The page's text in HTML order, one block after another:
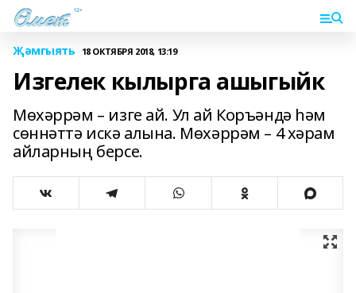
Җәмгыять 18 ОКТЯБРЯ 2018, 13:19
Изгелек кылырга ашыгыйк
Мөхәррәм – изге ай. Ул ай Коръәндә һәм
сөннәттә искә алына. Мөхәррәм – 4 хәрам
айларның берсе.